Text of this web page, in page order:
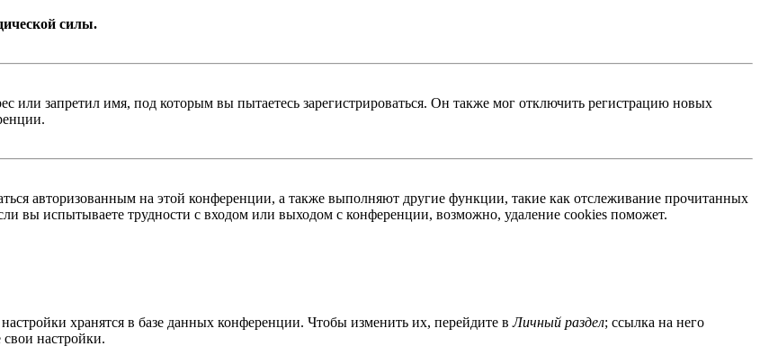
силы.
или запретил имя, под которым вы пытаетесь зарегистрироваться. Он также мог отключить регистрацию новых
авторизованным на этой конференции, а также выполняют другие функции, такие как отслеживание прочитанных
вы испытываете трудности с входом или выходом с конференции, возможно, удаление cookies поможет.
хранятся в базе данных конференции. Чтобы изменить их, перейдите вЛичный раздел; ссылка на него
настройки.